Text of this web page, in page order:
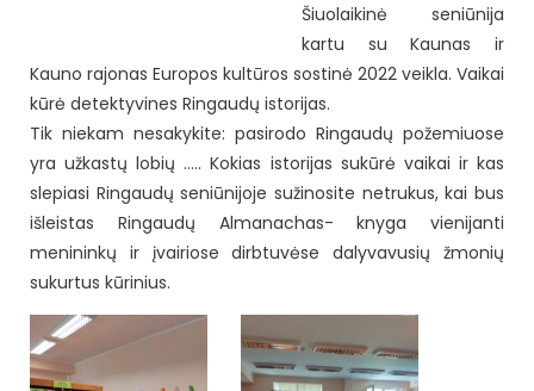
Šiuolaikinė seniūnija
kartu su Kaunas ir
Kauno rajonas Europos kultūros sostinė 2022 veikla. Vaikai
kūrė detektyvines Ringaudų istorijas.
Tik niekam nesakykite: pasirodo Ringaudų požemiuose
yra užkastų lobių ….. Kokias istorijas sukūrė vaikai ir kas
slepiasi Ringaudų seniūnijoje sužinosite netrukus, kai bus
išleistas Ringaudų Almanachas- knyga vienijanti
menininkų ir įvairiose dirbtuvėse dalyvavusių žmonių
sukurtus kūrinius.